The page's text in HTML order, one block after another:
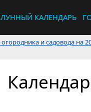
ЛУННЫЙ КАЛЕНДАРЬ
и садовода на